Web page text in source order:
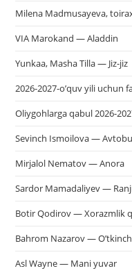
Milena Madmusayeva,
VIA Marokand — Aladdin
Yunkaa, Masha Tilla — Jiz-jiz
2026-2027-o’quv yili uchun
Oliygohlarga qabul 2026-
Sevinch Ismoilova —
Mirjalol Nematov — Anora
Sardor Mamadaliyev —
Botir Qodirov — Xorazmlik
Bahrom Nazarov —
Asl Wayne — Mani yuvar